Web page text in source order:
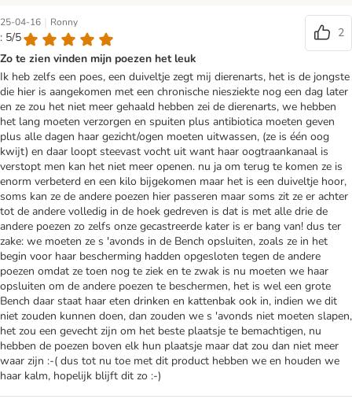
25-04-16 | Ronny
: 5/5
2
Zo te zien vinden mijn poezen het leuk
Ik heb zelfs een poes, een duiveltje zegt mij dierenarts, het is de jongste
die hier is aangekomen met een chronische niesziekte nog een dag later
en ze zou het niet meer gehaald hebben zei de dierenarts, we hebben
het lang moeten verzorgen en spuiten plus antibiotica moeten geven
plus alle dagen haar gezicht/ogen moeten uitwassen, (ze is één oog
kwijt) en daar loopt steevast vocht uit want haar oogtraankanaal is
verstopt men kan het niet meer openen. nu ja om terug te komen ze is
enorm verbeterd en een kilo bijgekomen maar het is een duiveltje hoor,
soms kan ze de andere poezen hier passeren maar soms zit ze er achter
tot de andere volledig in de hoek gedreven is dat is met alle drie de
andere poezen zo zelfs onze gecastreerde kater is er bang van! dus ter
zake: we moeten ze s 'avonds in de Bench opsluiten, zoals ze in het
begin voor haar bescherming hadden opgesloten tegen de andere
poezen omdat ze toen nog te ziek en te zwak is nu moeten we haar
opsluiten om de andere poezen te beschermen, het is wel een grote
Bench daar staat haar eten drinken en kattenbak ook in, indien we dit
niet zouden kunnen doen, dan zouden we s 'avonds niet moeten slapen,
het zou een gevecht zijn om het beste plaatsje te bemachtigen, nu
hebben de poezen boven elk hun plaatsje maar dat zou dan niet meer
waar zijn :-( dus tot nu toe met dit product hebben we en houden we
haar kalm, hopelijk blijft dit zo :-)